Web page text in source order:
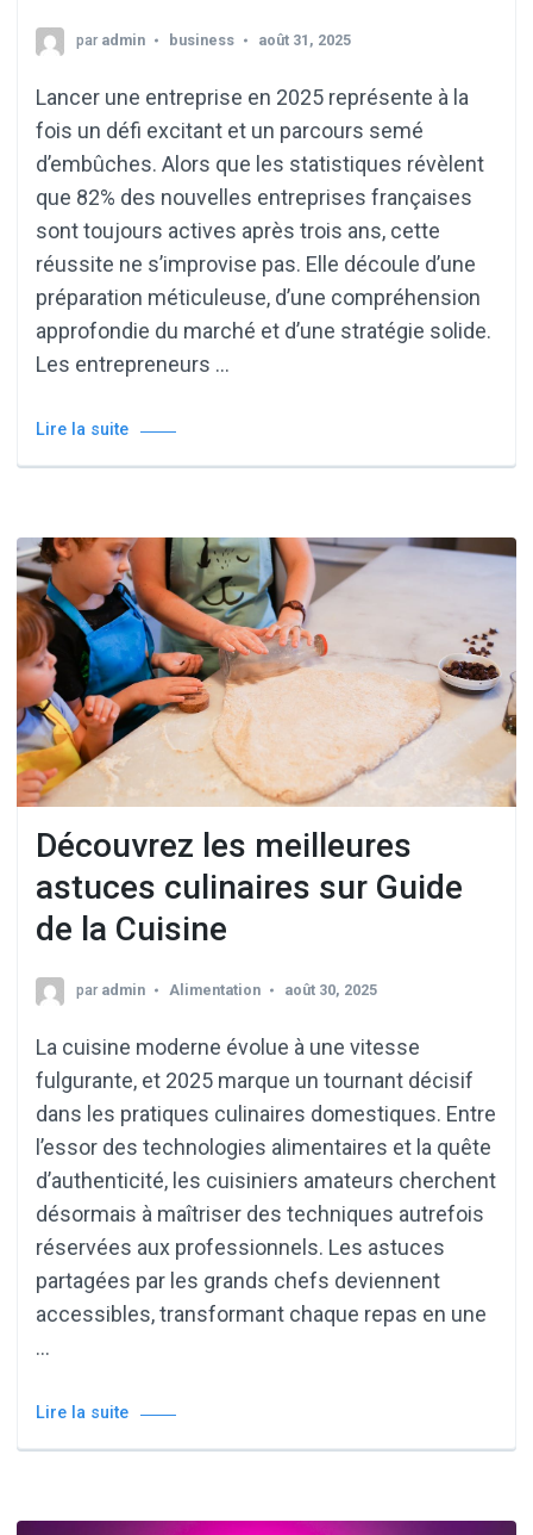
par admin business août 31, 2025
Lancer une entreprise en 2025 représente à la
fois un défi excitant et un parcours semé
d’embûches. Alors que les statistiques révèlent
que 82% des nouvelles entreprises françaises
sont toujours actives après trois ans, cette
réussite ne s’improvise pas. Elle découle d’une
préparation méticuleuse, d’une compréhension
approfondie du marché et d’une stratégie solide.
Les entrepreneurs …
Lire la suite
Découvrez les meilleures
astuces culinaires sur Guide
de la Cuisine
par admin Alimentation août 30, 2025
La cuisine moderne évolue à une vitesse
fulgurante, et 2025 marque un tournant décisif
dans les pratiques culinaires domestiques. Entre
l’essor des technologies alimentaires et la quête
d’authenticité, les cuisiniers amateurs cherchent
désormais à maîtriser des techniques autrefois
réservées aux professionnels. Les astuces
partagées par les grands chefs deviennent
accessibles, transformant chaque repas en une
…
Lire la suite